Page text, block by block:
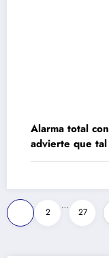
Alarma total
advierte que
Paginación
de
2
…
27